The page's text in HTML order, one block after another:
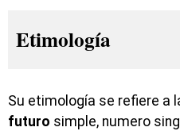
Etimología
Su etimología se refiere a
futuro simple, numero